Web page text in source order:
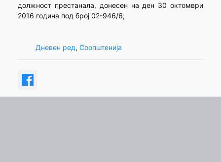
должност престанала, донесен на ден 30 октомври
2016 година под број 02-946/6;
Дневен ред, Соопштенија